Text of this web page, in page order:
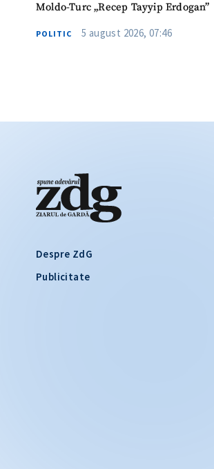
Moldo-Turc „Recep Tayyip Erdogan”
POLITIC 5 august 2026, 07:46
Despre ZdG
Publicitate